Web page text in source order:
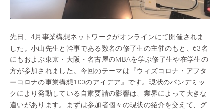
先日、4月事業構想ネットワークがオンラインにて開催されま
した。小山先生と幹事である数名の修了生の主催のもと、63名
にもおよぶ東京・大阪・名古屋のMBAを学ぶ修了生や在学生の
方が参加されました。今回のテーマは『ウィズコロナ・アフタ
ーコロナの事業構想100のアイデア』です。現状のパンデミッ
クにより発動している自粛要請の影響は、業界によって大きな
違いがあります。まずは参加者個々の現状の紹介を交えて、グ